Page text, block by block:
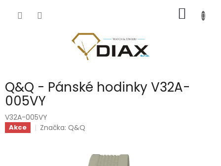
KOŠÍK
Q&Q - Pánské hodinky V32A-
005VY
V32A-005VY
Akce Značka:Q&Q